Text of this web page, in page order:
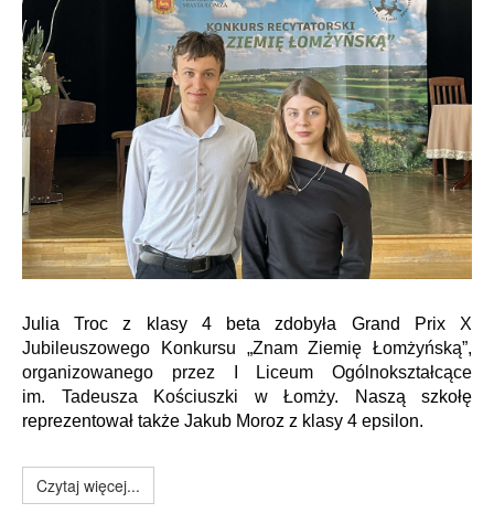
Julia Troc z klasy 4 beta zdobyła Grand Prix X
Jubileuszowego Konkursu „Znam Ziemię Łomżyńską”,
organizowanego przez I Liceum Ogólnokształcące
im. Tadeusza Kościuszki w Łomży. Naszą szkołę
reprezentował także Jakub Moroz z klasy 4 epsilon.
Czytaj więcej...